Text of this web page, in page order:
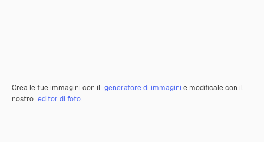
Crea le tue immagini con il generatore di immagini e modificale con il
nostro editor di foto.